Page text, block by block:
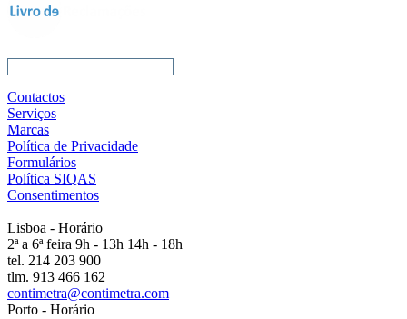
Contactos
Serviços
Marcas
Política de Privacidade
Formulários
Política SIQAS
Consentimentos
Lisboa - Horário
2ª a 6ª feira 9h - 13h 14h - 18h
tel. 214 203 900
tlm. 913 466 162
contimetra@contimetra.com
Porto - Horário